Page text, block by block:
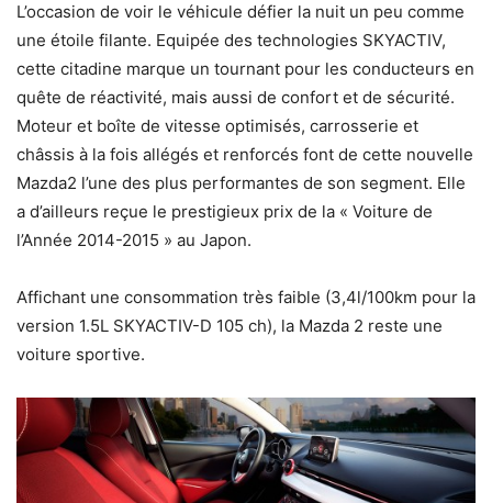
L’occasion de voir le véhicule défier la nuit un peu comme
une étoile filante. Equipée des technologies SKYACTIV,
cette citadine marque un tournant pour les conducteurs en
quête de réactivité, mais aussi de confort et de sécurité.
Moteur et boîte de vitesse optimisés, carrosserie et
châssis à la fois allégés et renforcés font de cette nouvelle
Mazda2 l’une des plus performantes de son segment. Elle
a d’ailleurs reçue le prestigieux prix de la « Voiture de
l’Année 2014-2015 » au Japon.
Affichant une consommation très faible (3,4l/100km pour la
version 1.5L SKYACTIV-D 105 ch), la Mazda 2 reste une
voiture sportive.